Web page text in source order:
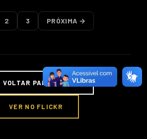
2 3 PRÓXIMA →
PARA FOTOS
VER NO FLICKR